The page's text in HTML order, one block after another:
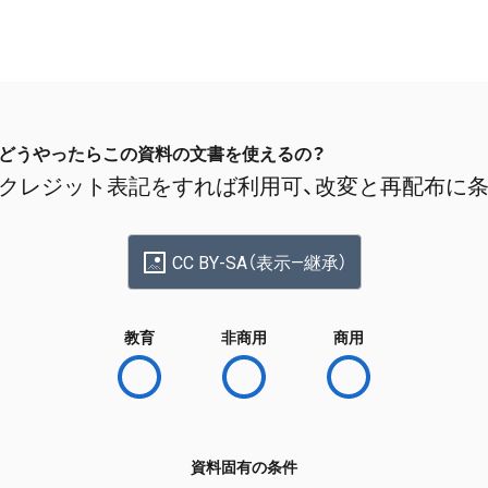
どうやったらこの資料の文書を使えるの？
クレジット表記をすれば利用可、改変と再配布に
CC BY-SA（表示—継承）
教育 非商用 商用
資料固有の条件